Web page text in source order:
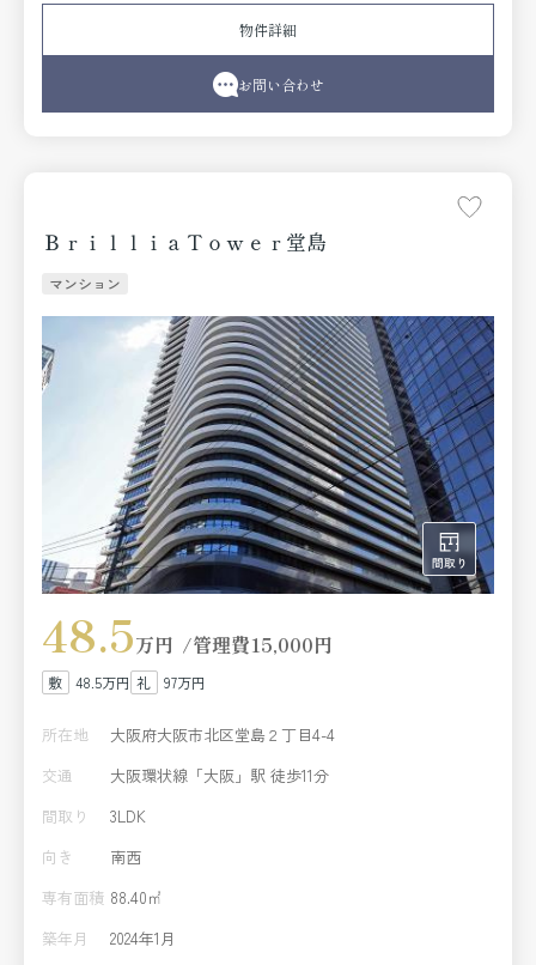
は、間取りにも余裕があり快適です。フローリング張りの
マンションは、自然な風合いが魅力的です。こちらはエレ
ベーター付き物件です。当社スタッフが地域の賃貸情報を
ご提供いたします。お客様のこだわりやご要望などござい
ましたら、お気軽に当社へお問い合わせ下さい。
物件詳細
お問い合わせ
ＢｒｉｌｌｉａＴｏｗｅｒ堂島
マンション
48.5万円 管理費15,000円
48.5万円 97万円
所在地
大阪府大阪市北区堂島２丁目4-4
交通
大阪環状線「大阪」駅 徒歩11分
間取り
3LDK
向き
南西
専有面積 88.40㎡
築年月
2024年1月